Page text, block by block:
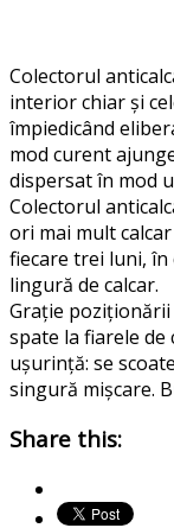
Colectorul
interior chiar și
împiedicând
mod curent
dispersat în mod
Colectorul
ori mai mult
fiecare trei luni,
lingură de calcar.
Grație
spate la fiarele de
ușurință: se
singură mișcare.
Share this: